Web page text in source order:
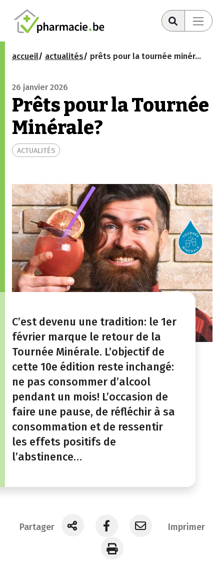
accueil actualités prêts pour la tournée minérale?
26 janvier 2026
Prêts pour la Tournée
Minérale?
ACTUALITÉS
C’est devenu une tradition: le 1er
février marque le retour de la
Tournée Minérale. L’objectif de
cette 10e édition reste inchangé:
ne pas consommer d’alcool
pendant un mois! L’occasion de
faire une pause, de réfléchir à sa
consommation et de ressentir
les effets positifs de
l’abstinence…
Partager Imprimer